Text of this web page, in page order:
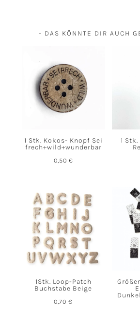
- DAS KÖNNTE DIR AUCH
1 Stk. Kokos- Knopf Sei
frech+wild+wunderbar
0,50 €
1
1Stk. Loop-Patch
Buchstabe Beige
0,70€